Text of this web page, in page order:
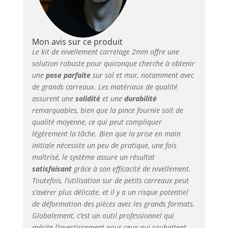
coup sec. Convient
aussi bien aux
bricoleurs. 🔧
Compatible avec tous
types de carreaux et
surfaces – Adapté aux
carreaux de 3 à 16 mm
d’épaisseur, y compris
en grès cérame, pierre
naturelle, travertin,
marbre, ciment, granit
et ardoise. Utilisable
sur sols et murs, idéal
pour salles de bain,
cuisines et terrasses.
💪 Matériaux de
qualité et fabrication
européenne – Les
coins ultra-résistants
sont réutilisables, et la
Mon avis sur ce produit
Le kit de nivellement carrelage 2mm offre une
solution robuste pour quiconque cherche à obtenir
une pose parfaitesur sol et mur, notamment avec
de grands carreaux. Les matériaux de qualité
assurent une soliditéet une durabilité
remarquables, bien que la pince fournie soit de
qualité moyenne, ce qui peut compliquer
légèrement la tâche. Bien que la prise en main
initiale nécessite un peu de pratique, une fois
maîtrisé, le système assure un résultat
satisfaisantgrâce à son efficacité de nivellement.
Toutefois, l’utilisation sur de petits carreaux peut
s’avérer plus délicate, et il y a un risque potentiel
de déformation des pièces avec les grands formats.
Globalement, c’est un outil professionnel qui